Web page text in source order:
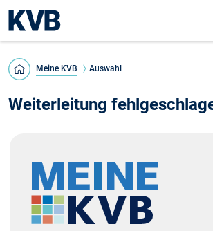
Meine KVB Auswahl
Weiterleitung